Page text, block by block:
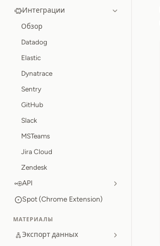
Интеграции
Обзор
Datadog
Elastic
Dynatrace
Sentry
GitHub
Slack
MSTeams
Jira Cloud
Zendesk
API
Spot (Chrome Extension)
МАТЕРИАЛЫ
Экспорт данных